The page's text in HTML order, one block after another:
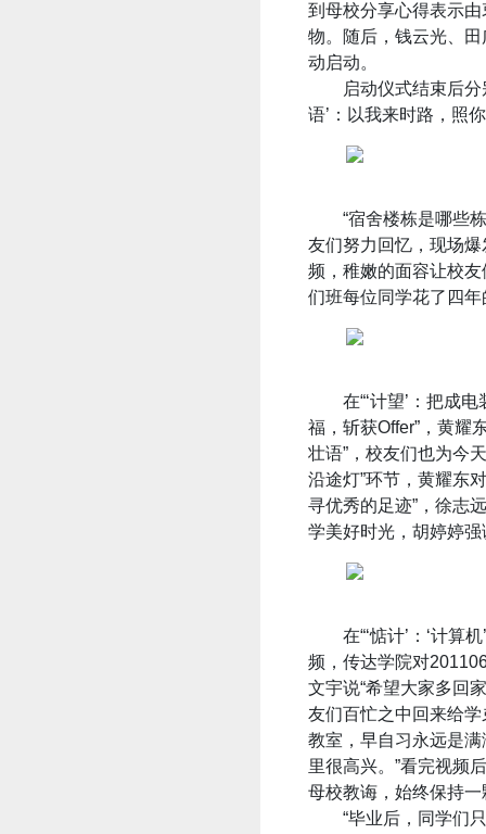
到母校分享心得表示
物。随后，钱云光、
动启动。
启动仪式结束后分别
语’：以我来时路，照
“宿舍楼栋是哪些栋
友们努力回忆，现场爆
频，稚嫩的面容让校友
们班每位同学花了四
在“‘计望’：把成电
福，斩获Offer”，黄耀
壮语”，校友们也为今
沿途灯”环节，黄耀东
寻优秀的足迹”，徐志
学美好时光，胡婷婷
在“‘惦计’：‘计算机
频，传达学院对
文宇说“希望大家多回
友们百忙之中回来给
教室，早自习永远是
里很高兴。”看完视频
母校教诲，始终保持
“毕业后，同学们只